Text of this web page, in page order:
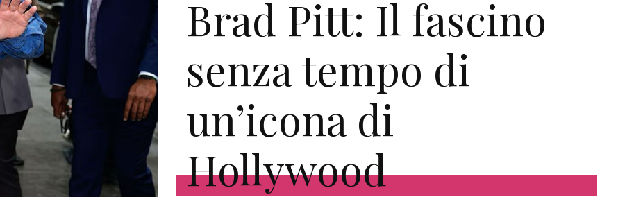
Brad Pitt: Il fascino
senza tempo di
un’icona di
Hollywood